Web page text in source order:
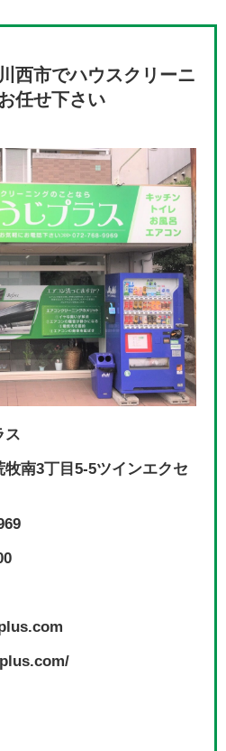
西市でハウスクリーニ
任せ下さい
ス
南3丁目5-5ツインエクセ